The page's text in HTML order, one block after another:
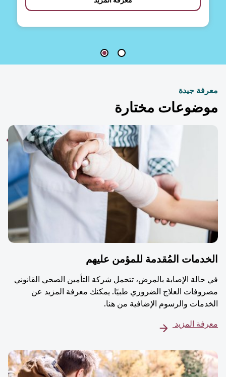
جيدة
مختارة
المُقدمة للمؤمن عليهم
الإصابة بالمرض، تتحمل شركة التأمين الصحي القانوني
العلاج الضروري طبيًا. يمكنك معرفة المزيد عن
والرسوم الإضافية من هنا.
المزيد